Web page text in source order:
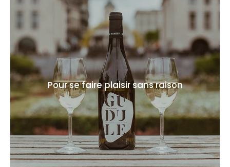
Pour se faire plaisir sans raison